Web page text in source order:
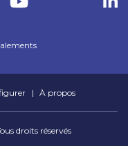
droits réservés
À propos